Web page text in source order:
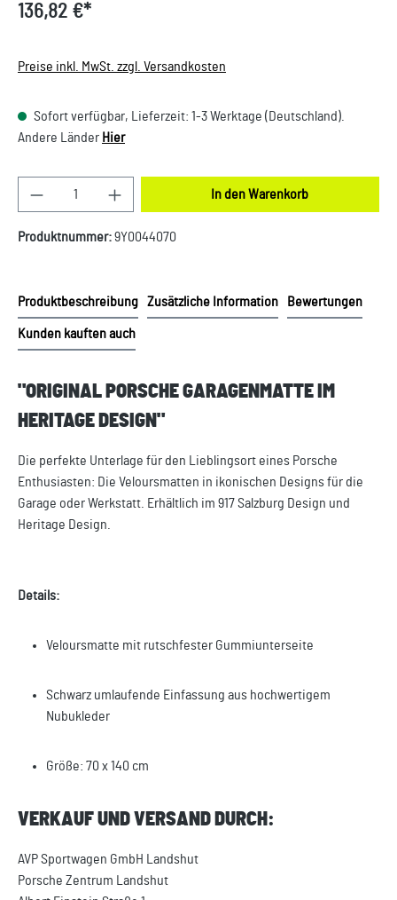
136,82 €*
Preise inkl. MwSt. zzgl. Versandkosten
Sofort verfügbar, Lieferzeit: 1-3 Werktage (Deutschland).
Andere Länder Hier
Produkt Anzahl: Gib den gewünschten Wert ein
In den Warenkorb
Produktnummer:9Y0044070
Produktbeschreibung Zusätzliche Information Bewertungen
Kunden kauften auch
"ORIGINAL PORSCHE GARAGENMATTE IM
HERITAGE DESIGN"
Die perfekte Unterlage für den Lieblingsort eines Porsche
Enthusiasten: Die Veloursmatten in ikonischen Designs für die
Garage oder Werkstatt. Erhältlich im 917 Salzburg Design und
Heritage Design.
Details:
Veloursmatte mit rutschfester Gummiunterseite
Schwarz umlaufende Einfassung aus hochwertigem
Nubukleder
Größe: 70 x 140 cm
VERKAUF UND VERSAND DURCH:
AVP Sportwagen GmbH Landshut
Porsche Zentrum Landshut